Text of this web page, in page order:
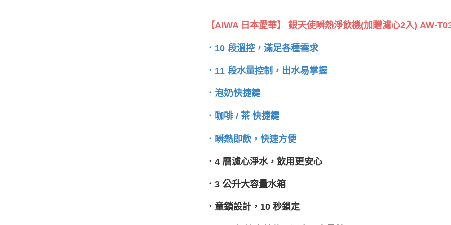
【AIWA 日本愛華】 銀天使瞬熱淨飲機(加贈濾心2入) AW-
．10 段溫控，滿足各種需求
．11 段水量控制，出水易掌握
．泡奶快捷鍵
．咖啡 / 茶 快捷鍵
．瞬熱即飲，快速方便
．4 層濾心淨水，飲用更安心
．3 公升大容量水箱
．童鎖設計，10 秒鎖定